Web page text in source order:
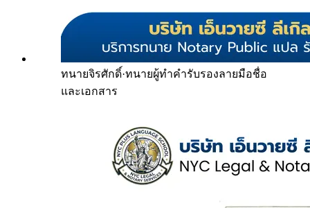
ทนายจิรศักดิ์·ทนายผู้ทำคำรับรองลายมือชื่อ
และเอกสาร